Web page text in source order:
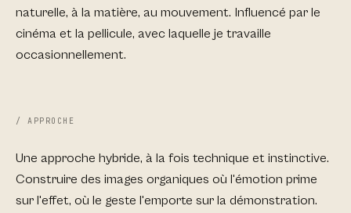
naturelle, à la matière, au mouvement. Influencé par le
cinéma et la pellicule, avec laquelle je travaille
occasionnellement.
/ APPROCHE
Une approche hybride, à la fois technique et instinctive.
Construire des images organiques où l'émotion prime
sur l'effet, où le geste l'emporte sur la démonstration.